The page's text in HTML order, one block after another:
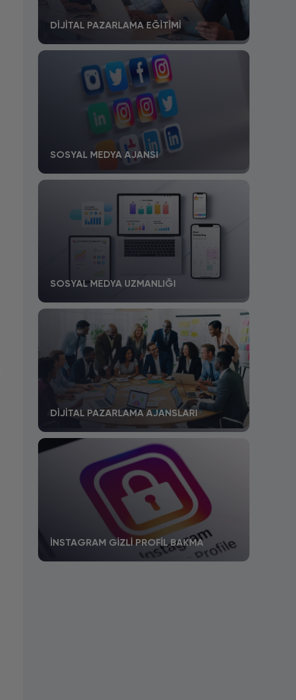
DIJITAL PAZARLAMA EĞITIMI
SOSYAL MEDYA AJANSI
SOSYAL MEDYA UZMANLIĞI
DIJITAL PAZARLAMA AJANSLARI
İNSTAGRAM GIZLI PROFIL BAKMA